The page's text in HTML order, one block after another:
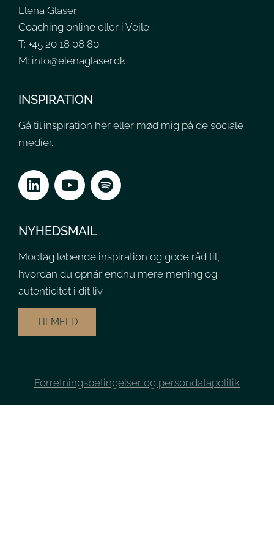
Elena Glaser
Coaching online eller i Vejle
T: +45 20 18 08 80
M: info@elenaglaser.dk
INSPIRATION
Gå til inspiration her eller mød mig på de sociale
medier.
NYHEDSMAIL
Modtag løbende inspiration og gode råd til,
hvordan du opnår endnu mere mening og
autenticitet i dit liv
TILMELD
Forretningsbetingelser og persondatapolitik